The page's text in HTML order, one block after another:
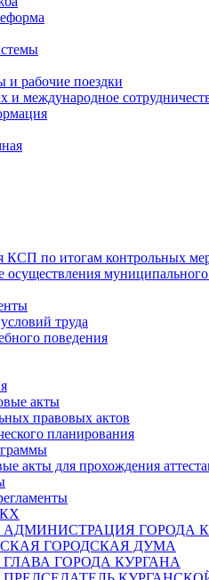
рабочие поездки
и международное
КСП по итогам контрольных
труда
поведения
акты
правовых актов
планирования
акты для прохождения
ГОРОДА
ГОРОДСКАЯ ДУМА
ГОРОДА КУРГАНА